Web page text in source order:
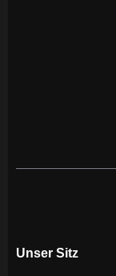
Unser Sitz